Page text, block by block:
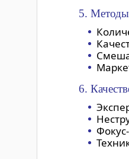
5. Методы
6.